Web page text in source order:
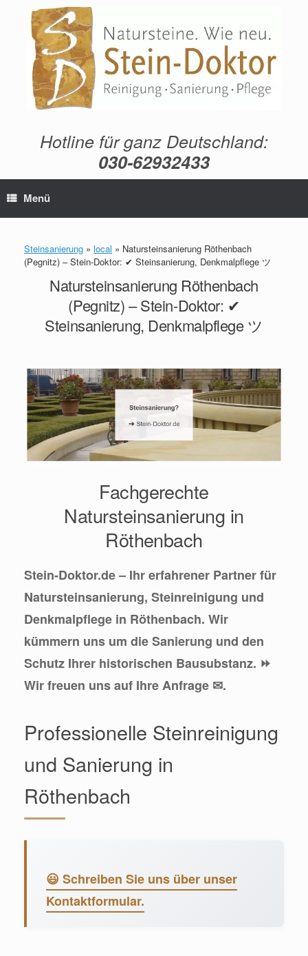
springen
Hotline für ganz Deutschland:
030-62932433
Menü
Steinsanierung » local » Natursteinsanierung Röthenbach
(Pegnitz) – Stein-Doktor: ✔ Steinsanierung, Denkmalpflege ツ
Natursteinsanierung Röthenbach
(Pegnitz) – Stein-Doktor: ✔
Steinsanierung, Denkmalpflege ツ
Fachgerechte
Natursteinsanierung in
Röthenbach
Stein-Doktor.de – Ihr erfahrener Partner für
Natursteinsanierung, Steinreinigung und
Denkmalpflege in Röthenbach. Wir
kümmern uns um die Sanierung und den
Schutz Ihrer historischen Bausubstanz. ⏩
Wir freuen uns auf Ihre Anfrage ✉.
Professionelle Steinreinigung
und Sanierung in
Röthenbach
😃 Schreiben Sie uns über unser
Kontaktformular.